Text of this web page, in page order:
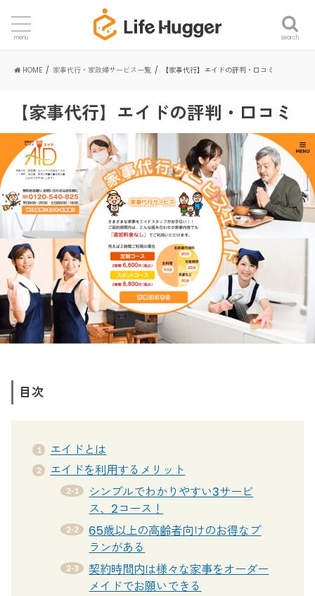
search
menu
HOME 家事代行・家政婦サービス一覧 【家事代行】エイドの評判・口コミ
【家事代行】エイドの評判・口コミ
目次
エイドとは
エイドを利用するメリット
シンプルでわかりやすい3サービ
ス、2コース！
65歳以上の高齢者向けのお得なプ
ランがある
契約時間内は様々な家事をオーダー
メイドでお願いできる